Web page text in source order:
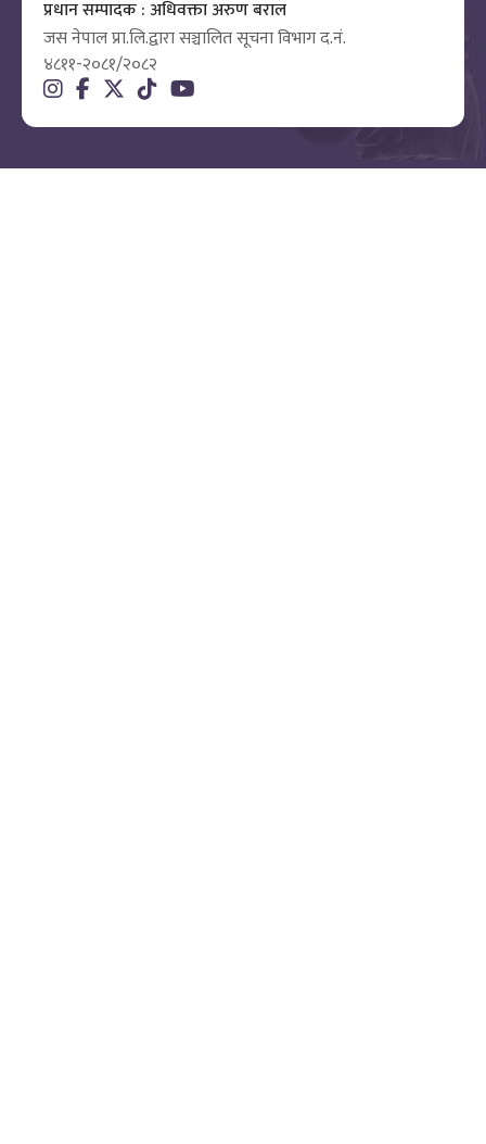
प्रधान सम्पादक : अधिवक्ता अरुण बराल
जस नेपाल प्रा.लि.द्वारा सञ्चालित सूचना विभाग द.नं.
४८११-२०८१/२०८२